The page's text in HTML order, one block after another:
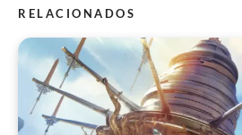
RELACIONADOS